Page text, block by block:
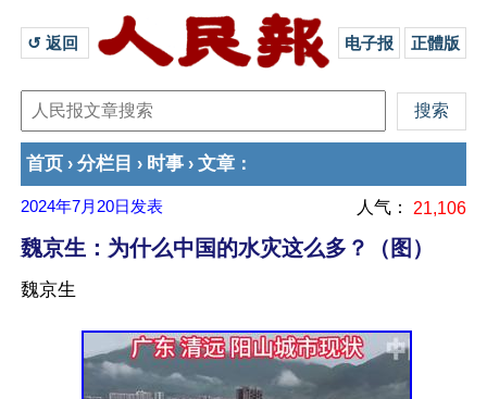
↺ 返回 电子报 正體版
首页 › 分栏目 › 时事 › 文章 ：
2024年7月20日 发表 人气： 21,106
魏京生：为什么中国的水灾这么多？（图）
魏京生